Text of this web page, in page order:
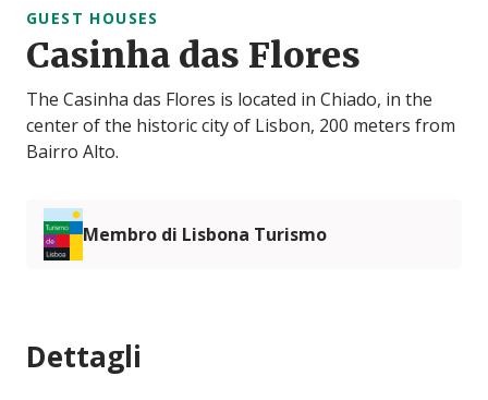
GUEST HOUSES
Casinha das Flores
The Casinha das Flores is located in Chiado, in the
center of the historic city of Lisbon, 200 meters from
Bairro Alto.
Membro di Lisbona Turismo
Dettagli